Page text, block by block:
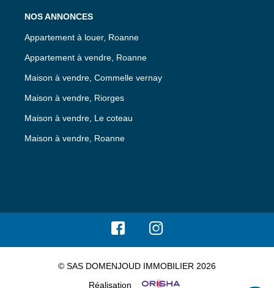
NOS ANNONCES
Appartement à louer, Roanne
Appartement à vendre, Roanne
Maison à vendre, Commelle vernay
Maison à vendre, Riorges
Maison à vendre, Le coteau
Maison à vendre, Roanne
© SAS DOMENJOUD IMMOBILIER 2026
Réalisation